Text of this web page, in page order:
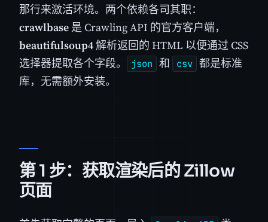
那行来激活环境。两个依赖各司其职：
crawlbase是 Crawling API 的官方客户端，
beautifulsoup4解析返回的 HTML 以便通过 CSS
选择器提取各个字段。
json 和 csv 都是标准
库，无需额外安装。
第 1 步：获取渲染后的 Zillow
页面